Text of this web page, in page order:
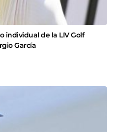
individual de la LIV Golf
García